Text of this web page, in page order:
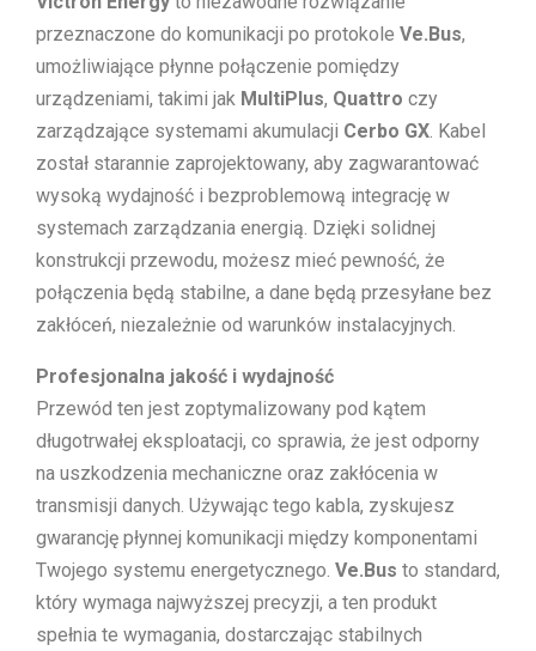
przeznaczone do komunikacji po protokole Ve.Bus,
umożliwiające płynne połączenie pomiędzy
urządzeniami, takimi jak MultiPlus, Quattro czy
zarządzające systemami akumulacji Cerbo GX. Kabel
został starannie zaprojektowany, aby zagwarantować
wysoką wydajność i bezproblemową integrację w
systemach zarządzania energią. Dzięki solidnej
konstrukcji przewodu, możesz mieć pewność, że
połączenia będą stabilne, a dane będą przesyłane bez
zakłóceń, niezależnie od warunków instalacyjnych.
Profesjonalna jakość i wydajność
Przewód ten jest zoptymalizowany pod kątem
długotrwałej eksploatacji, co sprawia, że jest odporny
na uszkodzenia mechaniczne oraz zakłócenia w
transmisji danych. Używając tego kabla, zyskujesz
gwarancję płynnej komunikacji między komponentami
Twojego systemu energetycznego. Ve.Bus to standard,
który wymaga najwyższej precyzji, a ten produkt
spełnia te wymagania, dostarczając stabilnych